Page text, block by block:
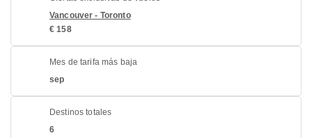
Vancouver - Toronto
€ 158
Mes de tarifa más baja
sep
Destinos totales
6